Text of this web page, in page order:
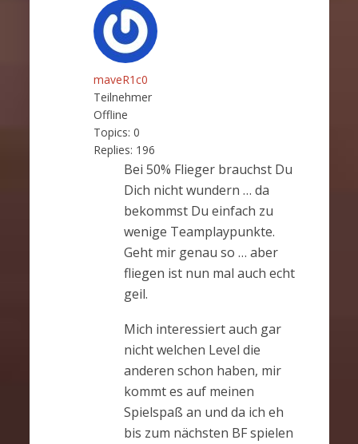
maveR1c0
Teilnehmer
Offline
Topics: 0
Replies: 196
Bei 50% Flieger brauchst Du
Dich nicht wundern … da
bekommst Du einfach zu
wenige Teamplaypunkte.
Geht mir genau so … aber
fliegen ist nun mal auch echt
geil.
Mich interessiert auch gar
nicht welchen Level die
anderen schon haben, mir
kommt es auf meinen
Spielspaß an und da ich eh
bis zum nächsten BF spielen